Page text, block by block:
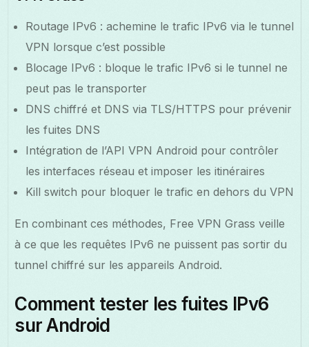
Routage IPv6 : achemine le trafic IPv6 via le tunnel
VPN lorsque c’est possible
Blocage IPv6 : bloque le trafic IPv6 si le tunnel ne
peut pas le transporter
DNS chiffré et DNS via TLS/HTTPS pour prévenir
les fuites DNS
Intégration de l’API VPN Android pour contrôler
les interfaces réseau et imposer les itinéraires
Kill switch pour bloquer le trafic en dehors du VPN
En combinant ces méthodes, Free VPN Grass veille
à ce que les requêtes IPv6 ne puissent pas sortir du
tunnel chiffré sur les appareils Android.
Comment tester les fuites IPv6
sur Android